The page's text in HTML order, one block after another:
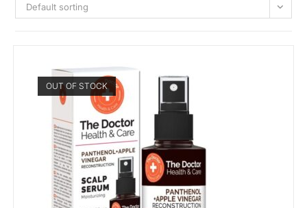
Default sorting
OUT OF STOCK